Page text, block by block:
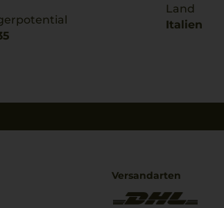
Land
Italien
Versandarten